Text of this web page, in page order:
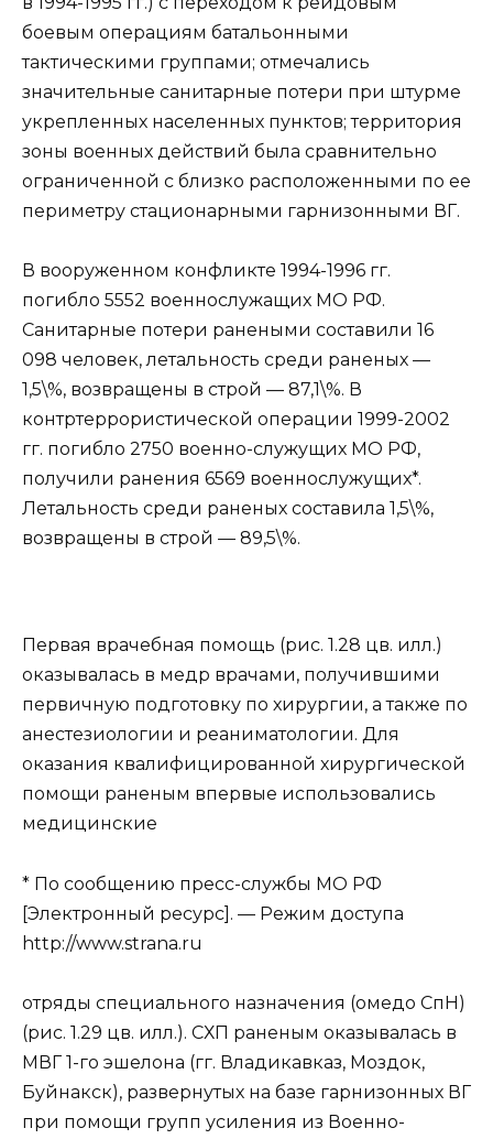
боевым операциям батальонными
тактическими группами; отмечались
значительные санитарные потери при штурме
укрепленных населенных пунктов; территория
зоны военных действий была сравнительно
ограниченной с близко расположенными по ее
периметру стационарными гарнизонными ВГ.
В вооруженном конфликте 1994-1996 гг.
погибло 5552 военнослужащих МО РФ.
Санитарные потери ранеными составили 16
098 человек, летальность среди раненых —
1,5\%, возвращены в строй — 87,1\%. В
контртеррористической операции 1999-2002
гг. погибло 2750 военно-служущих МО РФ,
получили ранения 6569 военнослужущих*.
Летальность среди раненых составила 1,5\%,
возвращены в строй — 89,5\%.
Первая врачебная помощь (рис. 1.28 цв. илл.)
оказывалась в медр врачами, получившими
первичную подготовку по хирургии, а также по
анестезиологии и реаниматологии. Для
оказания квалифицированной хирургической
помощи раненым впервые использовались
медицинские
* По сообщению пресс-службы МО РФ
[Электронный ресурс]. — Режим доступа
http://www.strana.ru
отряды специального назначения (омедо СпН)
(рис. 1.29 цв. илл.). СХП раненым оказывалась в
МВГ 1-го эшелона (гг. Владикавказ, Моздок,
Буйнакск), развернутых на базе гарнизонных ВГ
при помощи групп усиления из Военно-